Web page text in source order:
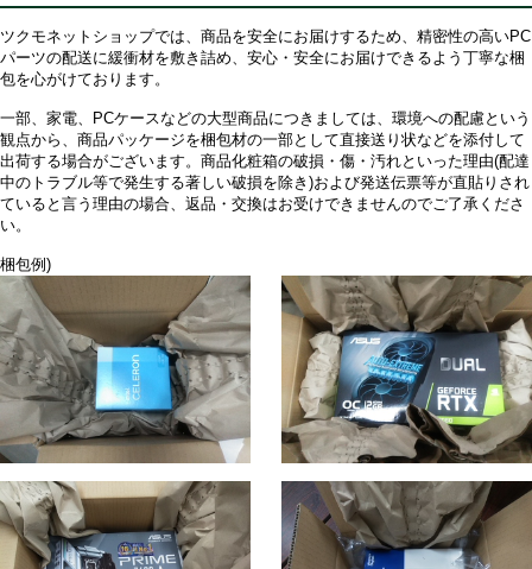
ツクモネットショップでは、商品を安全にお届けするため、精密性の高いPC
パーツの配送に緩衝材を敷き詰め、安心・安全にお届けできるよう丁寧な梱
包を心がけております。
一部、家電、PCケースなどの大型商品につきましては、環境への配慮という
観点から、商品パッケージを梱包材の一部として直接送り状などを添付して
出荷する場合がございます。商品化粧箱の破損・傷・汚れといった理由(配達
中のトラブル等で発生する著しい破損を除き)および発送伝票等が直貼りされ
ていると言う理由の場合、返品・交換はお受けできませんのでご了承くださ
い。
梱包例)